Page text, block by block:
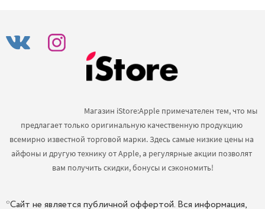
предлагает только оригинальную качественную продукцию
всемирно известной торговой марки. Здесь самые низкие цены на
айфоны и другую технику от Apple, а регулярные акции позволят
вам получить скидки, бонусы и сэкономить!
*Сайт не является публичной оффертой. Вся информация,